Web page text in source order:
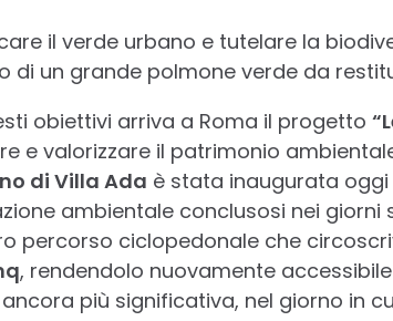
il verde urbano e tutelare la
di un grande polmone verde da
obiettivi arriva a Roma il progetto
e valorizzare il patrimonio
di Villa Ada è stata inaugurata oggi
ambientale conclusosi nei
percorso ciclopedonale che
, rendendolo nuovamente
più significativa, nel giorno in